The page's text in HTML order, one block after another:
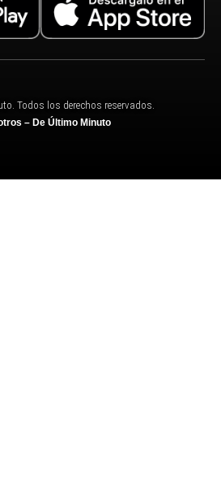
Todos los derechos reservados.
– De Último Minuto